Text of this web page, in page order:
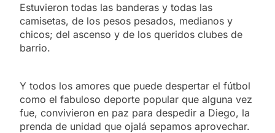
Estuvieron todas las banderas y todas las
camisetas, de los pesos pesados, medianos y
chicos; del ascenso y de los queridos clubes de
barrio.
Y todos los amores que puede despertar el fútbol
como el fabuloso deporte popular que alguna vez
fue, convivieron en paz para despedir a Diego, la
prenda de unidad que ojalá sepamos aprovechar.